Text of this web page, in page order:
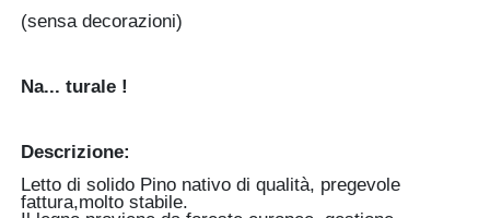
(sensa decorazioni)
Na... turale !
Descrizione:
Letto di solido Pino nativo di qualità, pregevole
fattura,molto stabile.